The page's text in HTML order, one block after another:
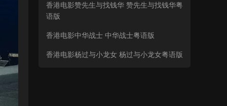
香港电影赞先生与找钱华 赞先生与找钱华粤
语版
香港电影中华战士 中华战士粤语版
香港电影杨过与小龙女 杨过与小龙女粤语版